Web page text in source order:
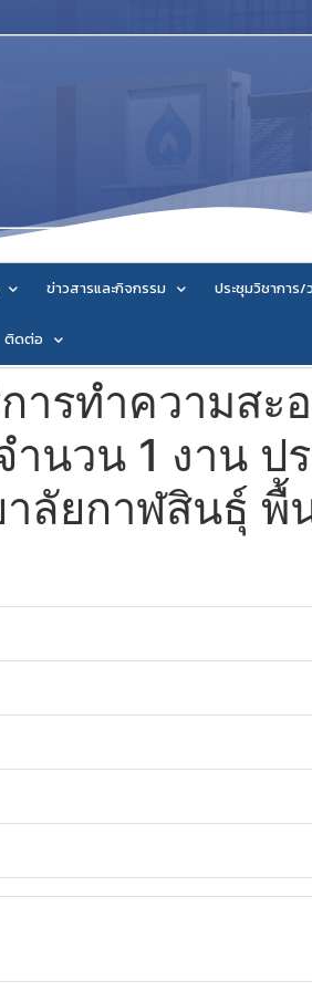
ข่าวสารและกิจกรรม ประชุมวิชาการ/
ติดต่อ
ารทำความสะ
นวน 1 งาน ป
ยกาฬสินธุ์ พื้